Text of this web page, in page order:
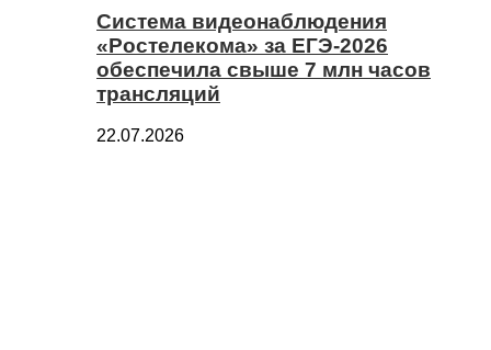
Система видеонаблюдения
«Ростелекома» за ЕГЭ-2026
обеспечила свыше 7 млн часов
трансляций
22.07.2026